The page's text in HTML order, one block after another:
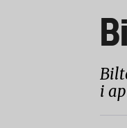
i